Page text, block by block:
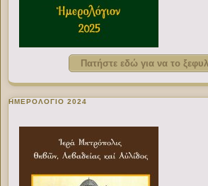
Πατήστε εδώ για να το
ΗΜΕΡΟΛΟΓΙΟ 2024